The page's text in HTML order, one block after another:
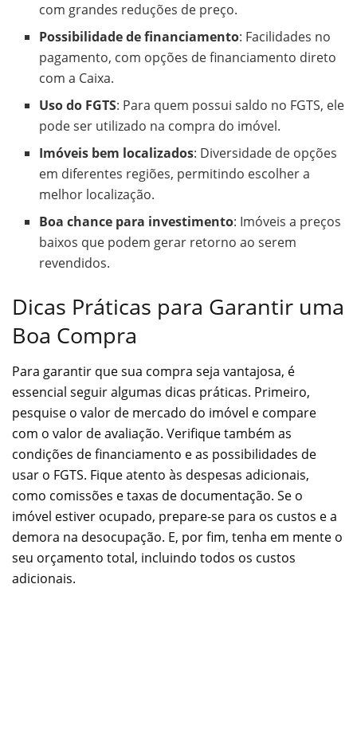
com grandes reduções de preço.
Possibilidade de financiamento: Facilidades no
pagamento, com opções de financiamento direto
com a Caixa.
Uso do FGTS: Para quem possui saldo no FGTS, ele
pode ser utilizado na compra do imóvel.
Imóveis bem localizados: Diversidade de opções
em diferentes regiões, permitindo escolher a
melhor localização.
Boa chance para investimento: Imóveis a preços
baixos que podem gerar retorno ao serem
revendidos.
Dicas Práticas para Garantir uma
Boa Compra
Para garantir que sua compra seja vantajosa, é
essencial seguir algumas dicas práticas. Primeiro,
pesquise o valor de mercado do imóvel e compare
com o valor de avaliação. Verifique também as
condições de financiamento e as possibilidades de
usar o FGTS. Fique atento às despesas adicionais,
como comissões e taxas de documentação. Se o
imóvel estiver ocupado, prepare-se para os custos e a
demora na desocupação. E, por fim, tenha em mente o
seu orçamento total, incluindo todos os custos
adicionais.